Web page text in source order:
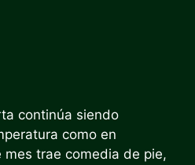
continúa siendo
como en
trae comedia de pie,